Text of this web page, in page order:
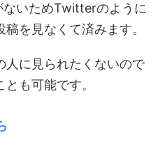
いためTwitterのように
を見なくて済みます。
人に見られたくないので
も可能です。